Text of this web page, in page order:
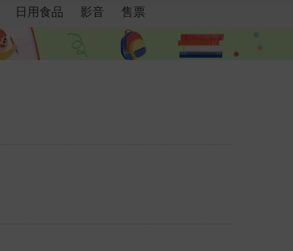
日用食品 影音 售票